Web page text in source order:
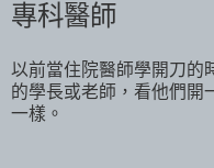
專科醫師
以前當住院醫師學開刀的
的學長或老師，看他們開
一樣。